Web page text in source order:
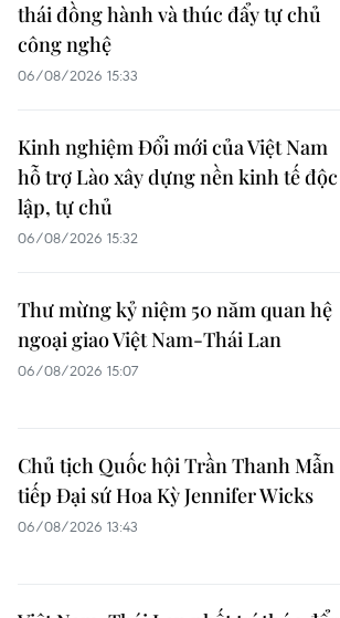
thái đồng hành và thúc đẩy tự chủ
công nghệ
06/08/2026 15:33
Kinh nghiệm Đổi mới của Việt Nam
hỗ trợ Lào xây dựng nền kinh tế độc
lập, tự chủ
06/08/2026 15:32
Thư mừng kỷ niệm 50 năm quan hệ
ngoại giao Việt Nam-Thái Lan
06/08/2026 15:07
Chủ tịch Quốc hội Trần Thanh Mẫn
tiếp Đại sứ Hoa Kỳ Jennifer Wicks
06/08/2026 13:43